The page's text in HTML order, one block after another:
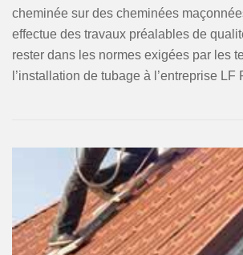
cheminée sur des cheminées
effectue des travaux préalables de
rester dans les normes exigées par les
l’installation de tubage à l’entreprise LF